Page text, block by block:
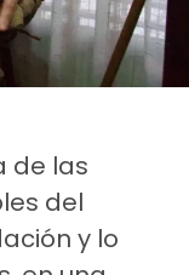
de las
del
y lo